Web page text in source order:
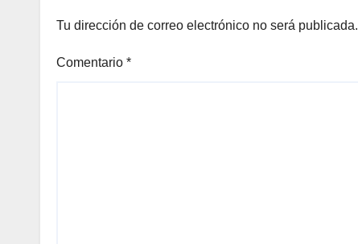
Tu dirección de correo electrónico no será publicada.
Comentario *